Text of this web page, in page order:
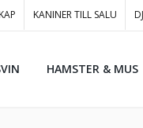
KANINER TILL SALU
HAMSTER & MUS